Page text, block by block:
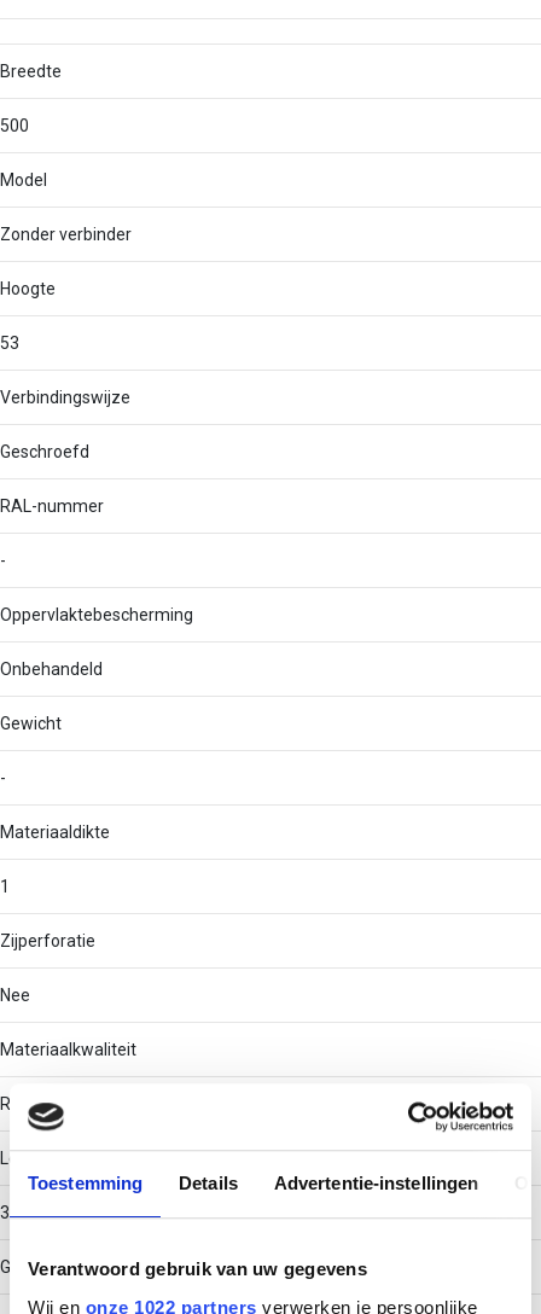
Toestemming Details Advertentie-instellingen
Verantwoord gebruik van uw gegevens
Wij en onze 1022 partners verwerken je persoonlijke
Breedte
500
Model
Zonder verbinder
Hoogte
53
Verbindingswijze
Geschroefd
RAL-nummer
-
Oppervlaktebescherming
Onbehandeld
Gewicht
-
Materiaaldikte
1
Zijperforatie
Nee
Materiaalkwaliteit
RVS 316 (V4A)
Lengte
3000
Gebruikstemperatuur